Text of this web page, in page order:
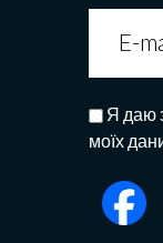
Я даю
моїх